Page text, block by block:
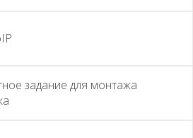
задание для монтажа